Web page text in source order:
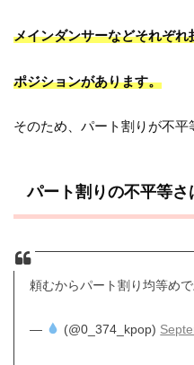
メインダンサーなどそれぞれ
ポジションがあります。
そのため、パート割りが不平
パート割りの不平等さ
頼むからパート割り均
— (@0_374_kpop)